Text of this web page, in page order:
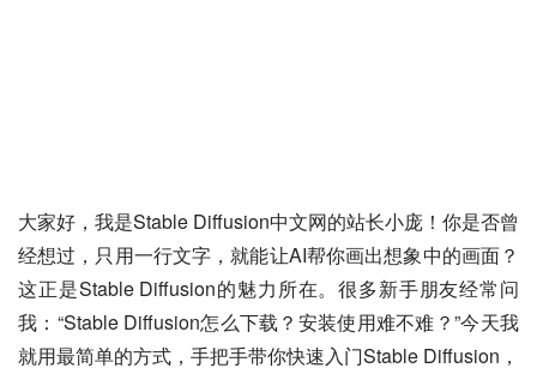
大家好，我是Stable Diffusion中文网的站长小庞！你是否曾
经想过，只用一行文字，就能让AI帮你画出想象中的画面？
这正是Stable Diffusion的魅力所在。很多新手朋友经常问
我：“Stable Diffusion怎么下载？安装使用难不难？”今天我
就用最简单的方式，手把手带你快速入门Stable Diffusion，